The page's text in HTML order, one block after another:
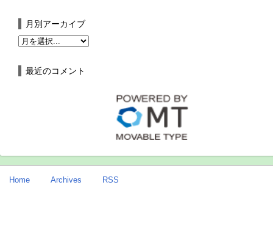
月別アーカイブ
最近のコメント
Home Archives RSS